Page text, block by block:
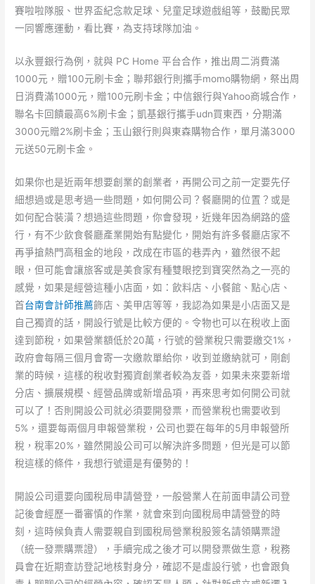
賽啦啦隊服、世界盃紀念款足球、兒童足球遊戲組等，鼓勵民眾
一同響應運動，看比賽，為支持球隊加油。
以永豐銀行為例，就與 PC Home 平台合作，推出周二消費滿
1000元，贈100元刷卡金；聯邦銀行則攜手momo購物網，祭出周
日消費滿1000元，贈100元刷卡金；中信銀行與Yahoo商城合作，
聯名卡回饋最高6%刷卡金；凱基銀行攜手udn買東西，分期滿
3000元贈2%刷卡金；玉山銀行則與東森購物合作，單月滿3000
元送50元刷卡金。
如果你也是近兩年想要創業的創業者，再開公司之前一定要先仔
細想過或是思考過一些問題，如何開公司？餐廳開的位置？或是
如何配合裝潢？想過這些問題，你會發現，近幾年因為網路的盛
行，有不少飲食餐廳產業開始有點變化，開始有許多餐廳店家不
再爭搶熱門高租金的地段，改成在市區的巷弄內，雖然很不起
眼，但可能會讓旅客或是美食家有種雙眼挖到寶突然為之一亮的
感覺，如果是經營這種小店面，如：飲料店、小餐館、點心店、
首台南會計師推薦飾店、美甲店等等，我認為如果是小店面又是
自己獨資的話，開設行號是比較方便的。令物也可以在稅收上面
達到節稅，如果營業額低於20萬，行號的營業稅只需要繳交1%，
政府會每隔三個月會寄一次繳款單給你，收到並繳納就可，剛創
業的時候，這樣的稅收對獨資創業者較為友善，如果未來要新增
分店、擴展規模、經營品牌或新增品項，再來思考如何開公司就
可以了！否則開設公司就必須要開發票，而營業稅也需要收到
5%，還要每兩個月申報營業稅，公司也要在每年的5月申報營所
稅，稅率20%，雖然開設公司可以解決許多問題，但光是可以節
稅這樣的條件，我想行號還是有優勢的！
開設公司還要向國稅局申請營登，一般營業人在前面申請公司登
記後會經歷一番審慎的作業，就會來到向國稅局申請營登的時
刻，這時候負責人需要親自到國稅局營業稅股簽名請領購票證
（統一發票購票證），手續完成之後才可以開發票做生意，稅務
員會在近期查訪登記地核對身分，確認不是虛設行號，也會跟負